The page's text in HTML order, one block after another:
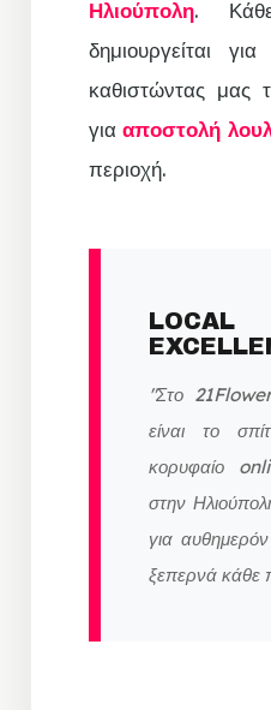
Ηλιούπολη.
δημιουργείται
καθιστώντας μας
γιααποστολή
περιοχή.
LOCAL
"Στο
είναι το
κορυφαίο
στην
για
ξεπερνά κάθε